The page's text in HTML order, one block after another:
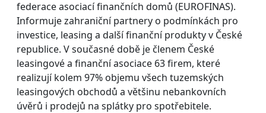
federace asociací finančních domů (EUROFINAS).
Informuje zahraniční partnery o podmínkách pro
investice, leasing a další finanční produkty v České
republice. V současné době je členem České
leasingové a finanční asociace 63 firem, které
realizují kolem 97% objemu všech tuzemských
leasingových obchodů a většinu nebankovních
úvěrů i prodejů na splátky pro spotřebitele.